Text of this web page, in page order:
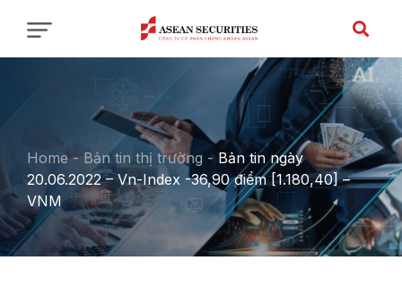
Home - Bản tin thị trường - Bản tin ngày
20.06.2022 – Vn-Index -36,90 điểm [1.180,40] –
VNM